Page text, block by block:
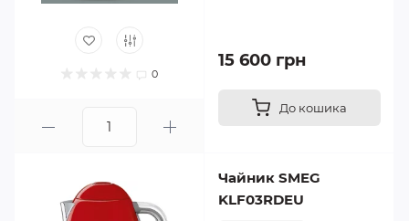
0
15 600 грн
До кошика
Чайник SMEG
KLF03RDEU